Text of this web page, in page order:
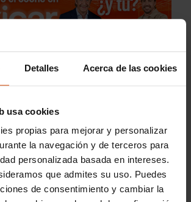
Detalles Acerca de las cookies
usa cookies
propias para mejorar y personalizar
la navegación y de terceros para
personalizada basada en intereses.
que admites su uso. Puedes
de consentimiento y cambiar la